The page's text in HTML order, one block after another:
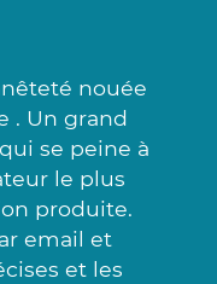
nouée
. Un grand
se peine à
le plus
produite.
email et
et les